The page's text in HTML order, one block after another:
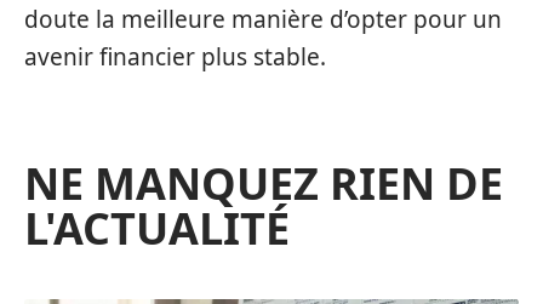
doute la meilleure manière d’opter pour un
avenir financier plus stable.
NE MANQUEZ RIEN DE
L'ACTUALITÉ